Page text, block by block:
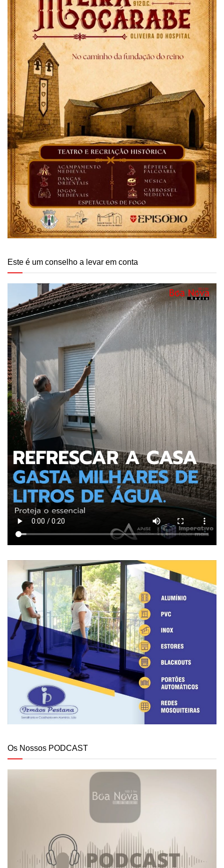
Este é um conselho a levar em conta
Os Nossos PODCAST